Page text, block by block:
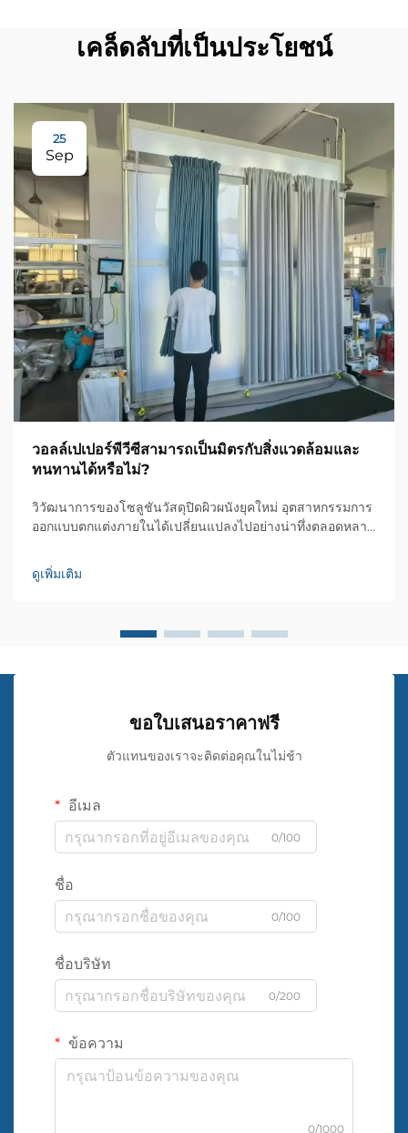
เคล็ดลับที่เป็นประโยชน์
25
Sep
วอลล์เปเปอร์พีวีซีสามารถเป็นมิตรกับสิ่งแวดล้อมและ
ทนทานได้หรือไม่?
วิวัฒนาการของโซลูชันวัสดุปิดผิวผนังยุคใหม่ อุตสาหกรรมการ
ออกแบบตกแต่งภายในได้เปลี่ยนแปลงไปอย่างน่าทึ่งตลอดหลาย
วัสดุปิดผิวผนังที่เป็นปฏิวัติ วัสดุอันทันสมัยนี้ได้กำหนดนิยามใหม่
ให้กับการใช้งานผนังของเรา...
ดูเพิ่มเติม
ขอใบเสนอราคาฟรี
ตัวแทนของเราจะติดต่อคุณในไม่ช้า
อีเมล
0/100
ชื่อ
0/100
ชื่อบริษัท
0/200
ข้อความ
0/1000